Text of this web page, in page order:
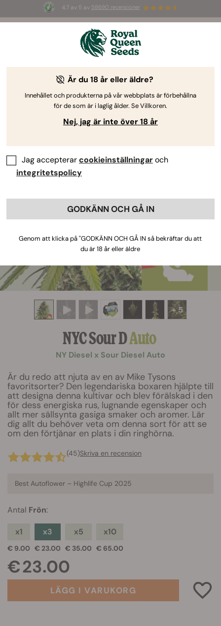
4.7 av 5 av 58690 recensioner
3 White Widow Auto-frönGRATIS för de
+ 5
NYC Sour DAuto
NY Diesel x Sour Diesel Auto
Är du redo att njuta av en av Mike Tysons
favoritsorter? Den legendariska boxaren hjälpte till
att designa denna kultivar och blev förälskad i den
för dess energiska rus, lugnande egenskaper och
allt mer sällsynta gasiga smaker och aromer. Lär
dig allt du behöver veta om denna sort för att se
om den förtjänar en plats i din ringhörna.
(45)Skriva en recension
Best Autoflower – Highlife Cup 2025
Antal Frön:
x1
€ 9.00
x3
€ 23.00
x5
€ 35.00
x10
€ 65.00
€ 23.00
LÄGG I VARUKORG
Är du 18 år eller äldre?
Innehållet och produkterna på vår webbplats är förbehållna
för de som är i laglig ålder. Se Villkoren.
Nej, jag är inte över 18 år
Jag accepterarcookieinställningaroch
integritetspolicy
GODKÄNN OCH GÅ IN
Genom att klicka på "GODKÄNN OCH GÅ IN så bekräftar du att
du är 18 år eller äldre